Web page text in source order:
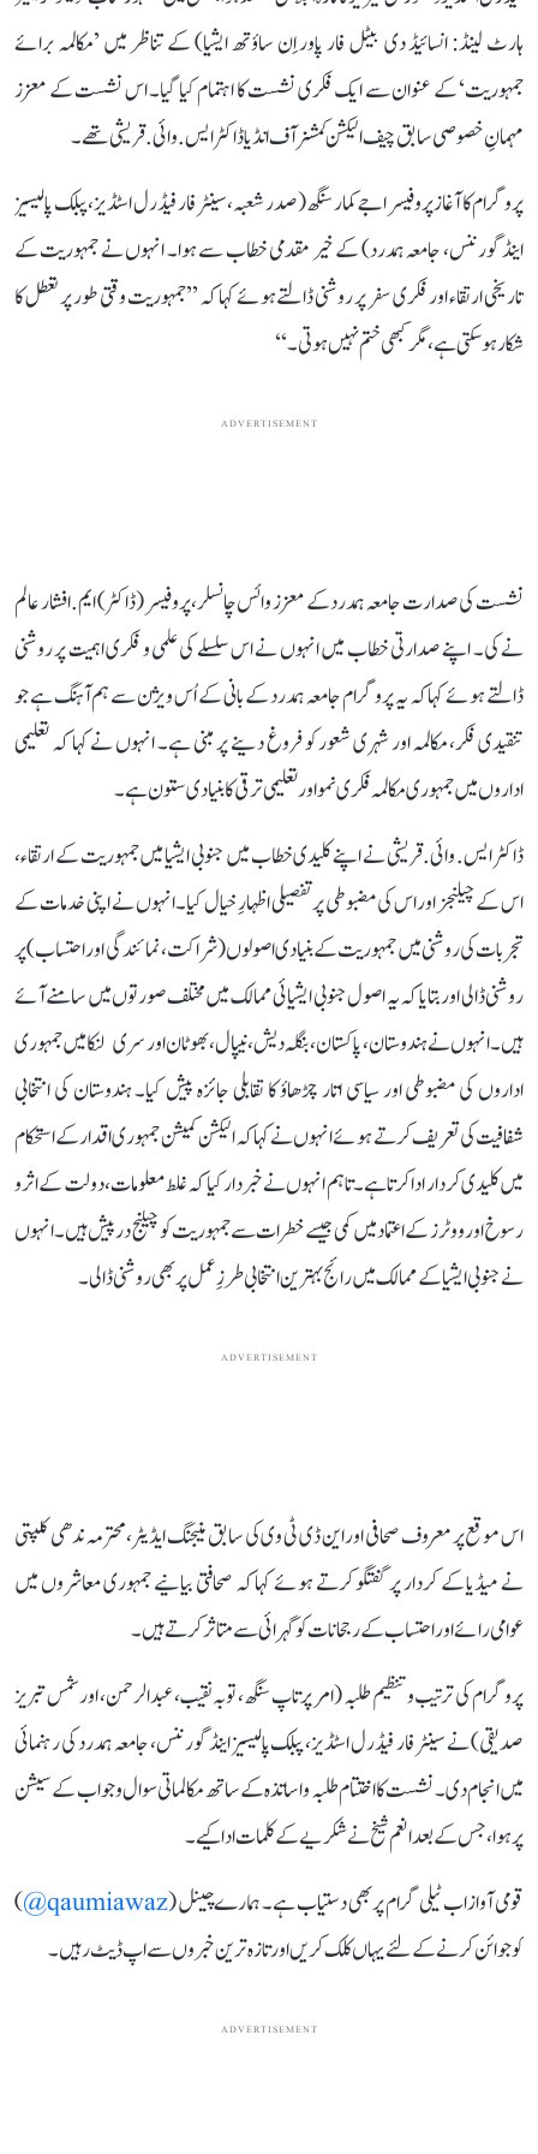
ہارٹ لینڈ: انسائیڈ دی بیٹل فار پاور اِن ساؤتھ ایشیا) کے تناظر میں ’مکالمہ برائے
جمہوریت‘ کے عنوان سے ایک فکری نشست کا اہتمام کیا گیا۔ اس نشست کے معزز
مہمانِ خصوصی سابق چیف الیکشن کمشنر آف انڈیا ڈاکٹر ایس. وائی. قریشی تھے۔
پروگرام کا آغاز پروفیسر اجے کمار سنگھ (صدر شعبہ، سینٹر فار فیڈرل اسٹڈیز، پبلک پالیسیز
اینڈ گورننس، جامعہ ہمدرد) کے خیر مقدمی خطاب سے ہوا۔ انہوں نے جمہوریت کے
تاریخی ارتقاء اور فکری سفر پر روشنی ڈالتے ہوئے کہا کہ ’’جمہوریت وقتی طور پر تعطل کا
شکار ہو سکتی ہے، مگر کبھی ختم نہیں ہوتی۔‘‘
ADVERTISEMENT
نشست کی صدارت جامعہ ہمدرد کے معزز وائس چانسلر، پروفیسر (ڈاکٹر) ایم. افشار عالم
نے کی۔ اپنے صدارتی خطاب میں انہوں نے اس سلسلے کی علمی و فکری اہمیت پر روشنی
ڈالتے ہوئے کہا کہ یہ پروگرام جامعہ ہمدرد کے بانی کے اُس ویژن سے ہم آہنگ ہے جو
تنقیدی فکر، مکالمہ اور شہری شعور کو فروغ دینے پر مبنی ہے۔ انہوں نے کہا کہ تعلیمی
اداروں میں جمہوری مکالمہ فکری نمو اور تعلیمی ترقی کا بنیادی ستون ہے۔
ڈاکٹر ایس. وائی. قریشی نے اپنے کلیدی خطاب میں جنوبی ایشیا میں جمہوریت کے ارتقاء،
اس کے چیلنجز اور اس کی مضبوطی پر تفصیلی اظہارِ خیال کیا۔ انہوں نے اپنی خدمات کے
تجربات کی روشنی میں جمہوریت کے بنیادی اصولوں (شراکت، نمائندگی اور احتساب) پر
روشنی ڈالی اور بتایا کہ یہ اصول جنوبی ایشیائی ممالک میں مختلف صورتوں میں سامنے آئے
ہیں۔ انہوں نے ہندوستان، پاکستان، بنگلہ دیش، نیپال، بھوٹان اور سری لنکا میں جمہوری
اداروں کی مضبوطی اور سیاسی اتار چڑھاؤ کا تقابلی جائزہ پیش کیا۔ ہندوستان کی انتخابی
شفافیت کی تعریف کرتے ہوئے انہوں نے کہا کہ الیکشن کمیشن جمہوری اقدار کے استحکام
میں کلیدی کردار ادا کرتا ہے۔ تاہم انہوں نے خبردار کیا کہ غلط معلومات، دولت کے اثر و
رسوخ اور ووٹرز کے اعتماد میں کمی جیسے خطرات سے جمہوریت کو چیلنج درپیش ہیں۔ انہوں
نے جنوبی ایشیا کے ممالک میں رائج بہترین انتخابی طرزِ عمل پر بھی روشنی ڈالی۔
ADVERTISEMENT
اس موقع پر معروف صحافی اور این ڈی ٹی وی کی سابق منیجنگ ایڈیٹر، محترمہ ندھی کلپتی
نے میڈیا کے کردار پر گفتگو کرتے ہوئے کہا کہ صحافتی بیانیے جمہوری معاشروں میں
عوامی رائے اور احتساب کے رجحانات کو گہرائی سے متاثر کرتے ہیں۔
پروگرام کی ترتیب و تنظیم طلبہ (امر پرتاپ سنگھ، توبہ نقیب، عبد الرحمن، اور شمس تبریز
صدیقی) نے سینٹر فار فیڈرل اسٹڈیز، پبلک پالیسیز اینڈ گورننس، جامعہ ہمدرد کی رہنمائی
میں انجام دی۔ نشست کا اختتام طلبہ و اساتذہ کے ساتھ مکالماتی سوال و جواب کے سیشن
پر ہوا، جس کے بعد انعم شیخ نے شکریے کے کلمات ادا کیے۔
قومی آواز اب ٹیلی گرام پر بھی دستیاب ہے۔ ہمارے چینل (qaumiawaz@
)
کو جوائن کرنے کے لئے یہاں کلک کریں اور تازہ ترین خبروں سے اپ ڈیٹ رہیں۔
ADVERTISEMENT